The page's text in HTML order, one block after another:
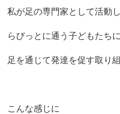
私が足の専門家として活動
らびっとに通う子どもたち
足を通じて発達を促す取り
こんな感じに